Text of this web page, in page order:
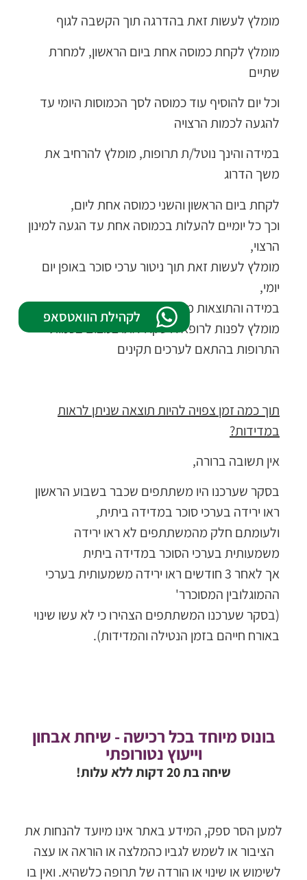
מומלץ לעשות זאת בהדרגה תוך הקשבה לגוף
מומלץ לקחת כמוסה אחת ביום הראשון, למחרת
שתיים
וכל יום להוסיף עוד כמוסה לסך הכמוסות היומי עד
להגעה לכמות הרצויה
במידה והינך נוטל/ת תרופות, מומלץ להרחיב את
משך הדרוג
לקחת ביום הראשון והשני כמוסה אחת ליום,
וכך כל יומיים להעלות בכמוסה אחת עד הגעה למינון
הרצוי,
מומלץ לעשות זאת תוך ניטור ערכי סוכר באופן יום
יומי,
במידה והתוצאות משתפרות בצורה דרמתית ומהירה
מומלץ לפנות לרופא ולשקול אתו צמצום בכמות
התרופות בהתאם לערכים תקינים
תוך כמה זמן צפויה להיות תוצאה שניתן לראות
במדידות?
אין תשובה ברורה,
בסקר שערכנו היו משתתפים שכבר בשבוע הראשון
ראו ירידה בערכי סוכר במדידה ביתית,
ולעומתם חלק מהמשתתפים לא ראו ירידה
משמעותית בערכי הסוכר במדידה ביתית
אך לאחר 3 חודשים ראו ירידה משמעותית בערכי
ההמוגלובין המסוכרר'
(בסקר שערכנו המשתתפים הצהירו כי לא עשו שינוי
באורח חייהם בזמן הנטילה והמדידות).
בונוס מיוחד בכל רכישה - שיחת אבחון
וייעוץ נטורופתי
שיחה בת 20 דקות ללא עלות!
למען הסר ספק, המידע באתר אינו מיועד להנחות את
הציבור או לשמש לגביו כהמלצה או הוראה או עצה
לשימוש או שינוי או הורדה של תרופה כלשהיא. ואין בו
לקהילת הוואטסאפ